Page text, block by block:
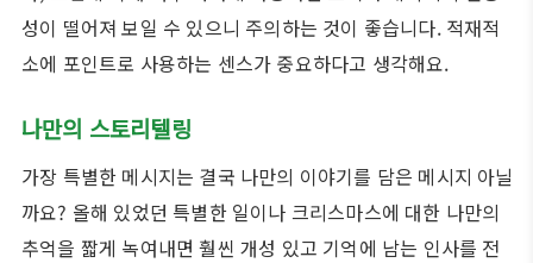
성이 떨어져 보일 수 있으니 주의하는 것이 좋습니다. 적재적
소에 포인트로 사용하는 센스가 중요하다고 생각해요.
나만의 스토리텔링
가장 특별한 메시지는 결국 나만의 이야기를 담은 메시지 아닐
까요? 올해 있었던 특별한 일이나 크리스마스에 대한 나만의
추억을 짧게 녹여내면 훨씬 개성 있고 기억에 남는 인사를 전